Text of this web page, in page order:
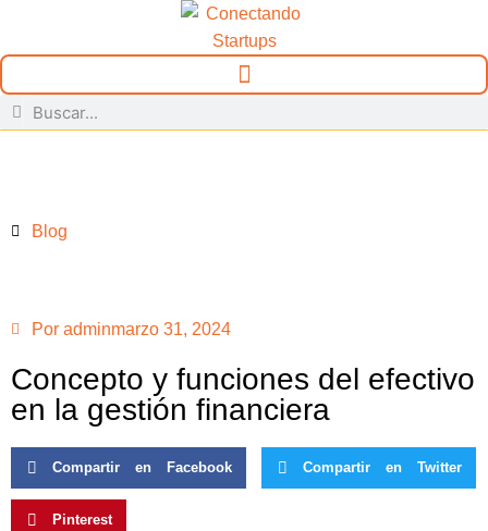
Blog
Por adminmarzo 31, 2024
Concepto y funciones del efectivo
en la gestión financiera
Compartir en Facebook Compartir en Twitter
Pinterest